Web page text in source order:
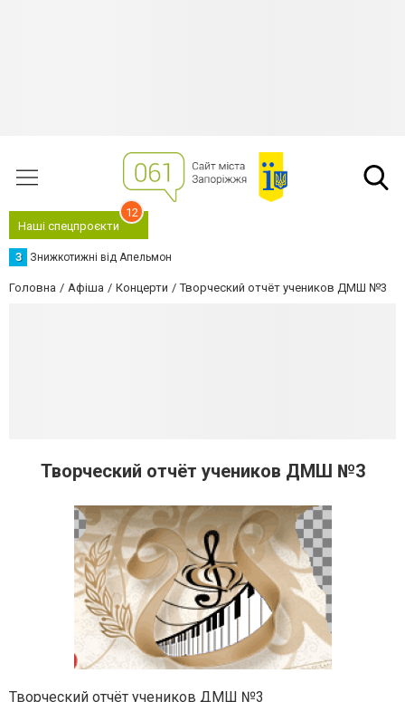
Наші спецпроєкти
12
З Знижкотижні від Апельмон
Головна Афіша Концерти Творческий отчёт учеников ДМШ №3
Творческий отчёт учеников ДМШ №3
Творческий отчёт учеников ДМШ №3